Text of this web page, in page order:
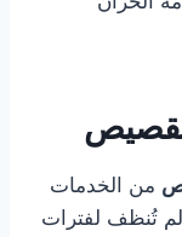
من الخدمات
لم تُنظف لفترات